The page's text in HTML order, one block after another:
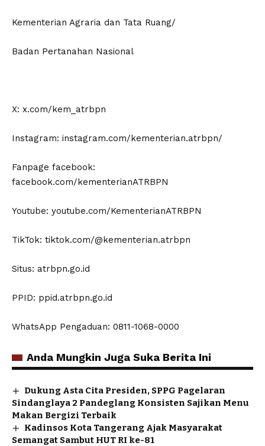
Kementerian Agraria dan Tata Ruang/
Badan Pertanahan Nasional
X: x.com/kem_atrbpn
Instagram: instagram.com/kementerian.atrbpn/
Fanpage facebook:
facebook.com/kementerianATRBPN
Youtube: youtube.com/KementerianATRBPN
TikTok: tiktok.com/@kementerian.atrbpn
Situs: atrbpn.go.id
PPID: ppid.atrbpn.go.id
WhatsApp Pengaduan: 0811-1068-0000​
Anda Mungkin Juga Suka Berita Ini
Dukung Asta Cita Presiden, SPPG Pagelaran
Sindanglaya 2 Pandeglang Konsisten Sajikan Menu
Makan Bergizi Terbaik
Kadinsos Kota Tangerang Ajak Masyarakat
Semangat Sambut HUT RI ke-81